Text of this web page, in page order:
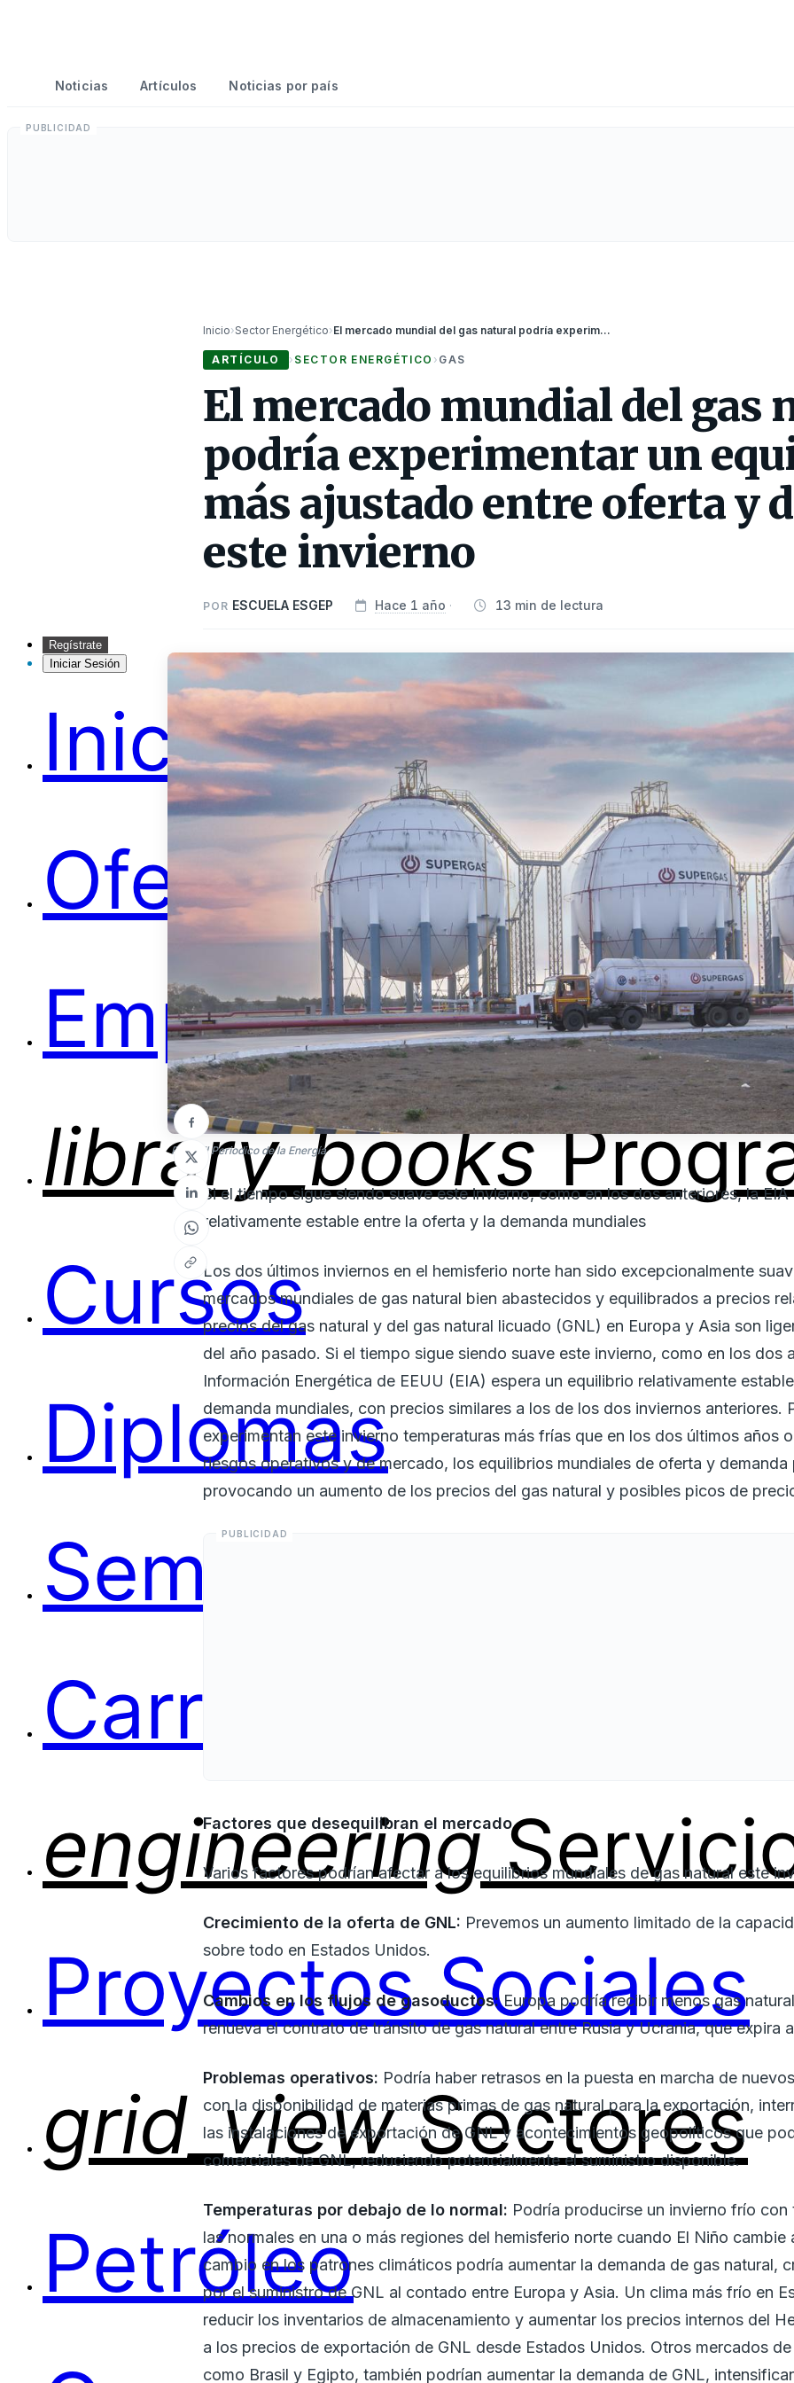
Regístrate
Iniciar Sesión
Inicio
Ofertas
Empleos
library_books
Cursos
Diplomas
Seminarios
Carreras
engineering
Proyectos Sociales
grid_view Sectores
Petróleo
Noticias Artículos Noticias por país
Inicio›Sector Energético› El mercado mundial del gas natural podría experimentar un equilibrio más ajustado entre oferta y demanda este invierno
ARTÍCULO › SECTOR ENERGÉTICO › GAS
El mercado mundial del gas
podría experimentar un
más ajustado entre oferta y
este invierno
POR ESCUELA ESGEP Hace 1 año · 13 min de lectura
Foto: El Periodico de la Energía
Si el tiempo sigue siendo suave este invierno, como en los dos anteriores, la
relativamente estable entre la oferta y la demanda mundiales
Los dos últimos inviernos en el hemisferio norte han sido excepcionalmente
mercados mundiales de gas natural bien abastecidos y equilibrados a precios
precios del gas natural y del gas natural licuado (GNL) en Europa y Asia son
del año pasado. Si el tiempo sigue siendo suave este invierno, como en los dos
Información Energética de EEUU (EIA) espera un equilibrio relativamente
demanda mundiales, con precios similares a los de los dos inviernos anteriores.
experimentan este invierno temperaturas más frías que en los dos últimos años
riesgos operativos y de mercado, los equilibrios mundiales de oferta y demanda
provocando un aumento de los precios del gas natural y posibles picos de
Factores que desequilibran el mercado
Varios factores podrían afectar a los equilibrios mundiales de gas natural este
Crecimiento de la oferta de GNL: Prevemos un aumento limitado de la
sobre todo en Estados Unidos.
Cambios en los flujos de gasoductos:Europa podría recibir menos gas
renueva el contrato de tránsito de gas natural entre Rusia y Ucrania, que expira
Problemas operativos: Podría haber retrasos en la puesta en marcha de
con la disponibilidad de materias primas de gas natural para la exportación,
las instalaciones de exportación de GNL y acontecimientos geopolíticos que
comerciales de GNL, reduciendo potencialmente el suministro disponible.
Temperaturas por debajo de lo normal: Podría producirse un invierno frío
las normales en una o más regiones del hemisferio norte cuando El Niño cambie
cambio en los patrones climáticos podría aumentar la demanda de gas natural,
por el suministro de GNL al contado entre Europa y Asia. Un clima más frío en
reducir los inventarios de almacenamiento y aumentar los precios internos del
a los precios de exportación de GNL desde Estados Unidos. Otros mercados
como Brasil y Egipto, también podrían aumentar la demanda de GNL,